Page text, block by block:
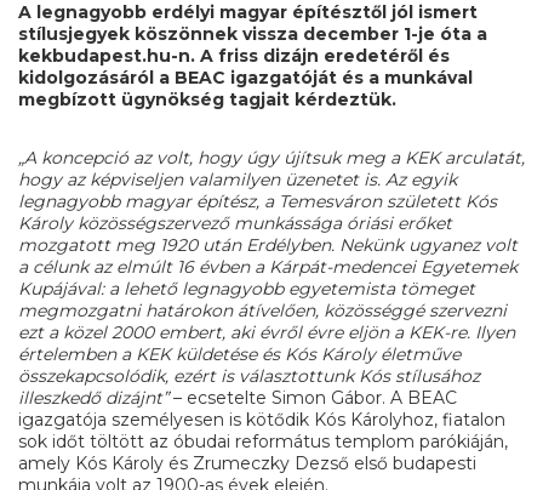
A legnagyobb erdélyi magyar építésztől jól ismert
stílusjegyek köszönnek vissza december 1-je óta a
kekbudapest.hu-n. A friss dizájn eredetéről és
kidolgozásáról a BEAC igazgatóját és a munkával
megbízott ügynökség tagjait kérdeztük.
„A koncepció az volt, hogy úgy újítsuk meg a KEK arculatát,
hogy az képviseljen valamilyen üzenetet is. Az egyik
legnagyobb magyar építész, a Temesváron született Kós
Károly közösségszervező munkássága óriási erőket
mozgatott meg 1920 után Erdélyben. Nekünk ugyanez volt
a célunk az elmúlt 16 évben a Kárpát-medencei Egyetemek
Kupájával: a lehető legnagyobb egyetemista tömeget
megmozgatni határokon átívelően, közösséggé szervezni
ezt a közel 2000 embert, aki évről évre eljön a KEK-re. Ilyen
értelemben a KEK küldetése és Kós Károly életműve
összekapcsolódik, ezért is választottunk Kós stílusához
illeszkedő dizájnt”– ecsetelte Simon Gábor. A BEAC
igazgatója személyesen is kötődik Kós Károlyhoz, fiatalon
sok időt töltött az óbudai református templom parókiáján,
amely Kós Károly és Zrumeczky Dezső első budapesti